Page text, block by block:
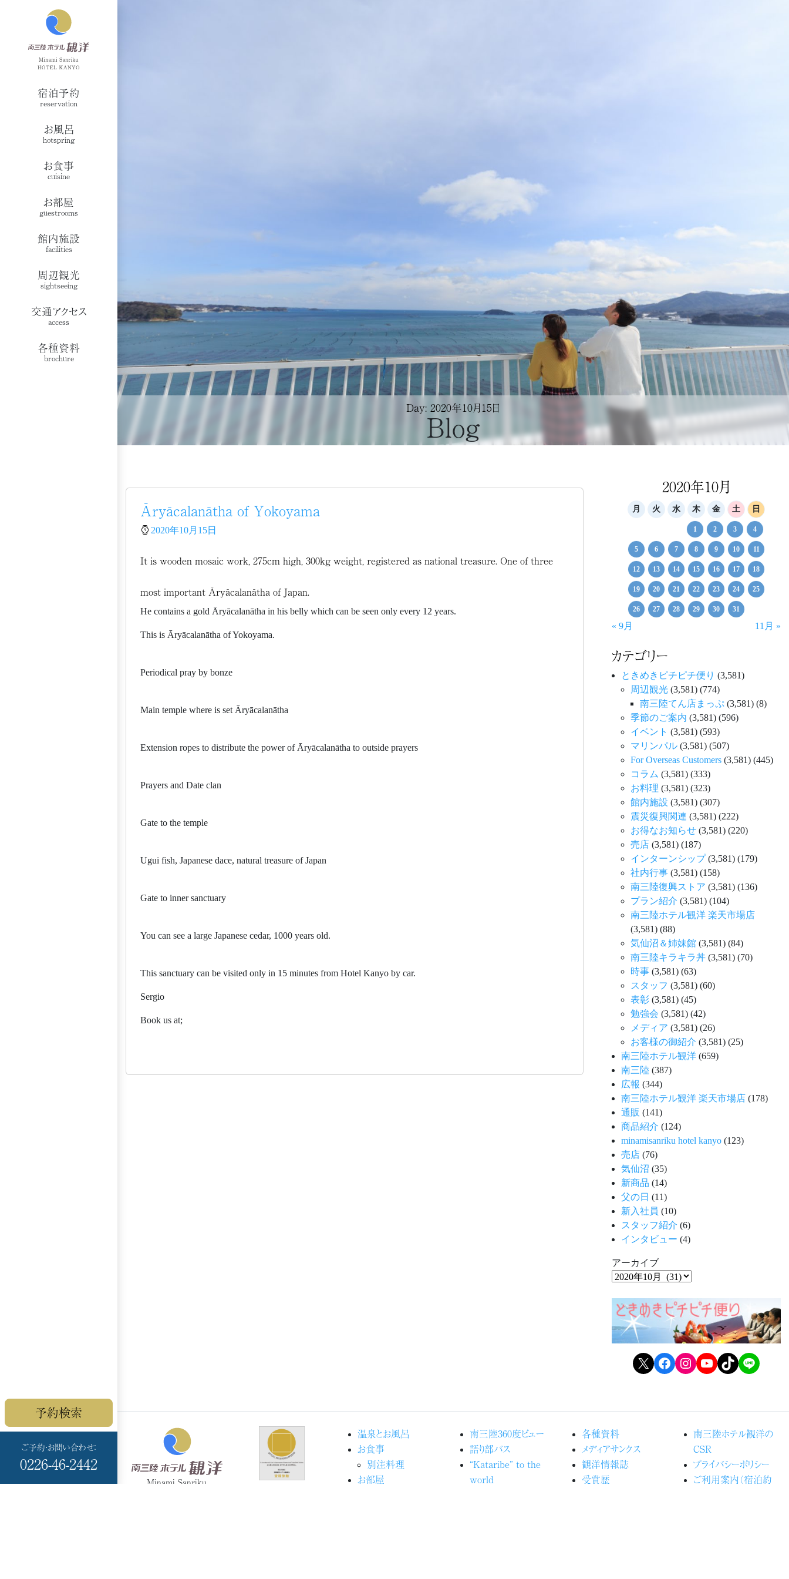
宿泊予約
reservation
お風呂
hotspring
お食事
cuisine
お部屋
guestrooms
館内施設
facilities
周辺観光
sightseeing
交通アクセス
access
各種資料
brochure
予約検索
ご予約・お問い合わせ：
0226-46-2442
Day: 2020年10月15日
Blog
Āryācalanātha of Yokoyama
2020年10月15日
It is wooden mosaic work, 275cm high, 300kg weight, registered as national treasure. One of three
most important Āryācalanātha of Japan.
He contains a gold Āryācalanātha in his belly which can be seen only every 12 years.
This is Āryācalanātha of Yokoyama.
Periodical pray by bonze
Main temple where is set Āryācalanātha
Extension ropes to distribute the power of Āryācalanātha to outside prayers
Prayers and Date clan
Gate to the temple
Ugui fish, Japanese dace, natural treasure of Japan
Gate to inner sanctuary
You can see a large Japanese cedar, 1000 years old.
This sanctuary can be visited only in 15 minutes from Hotel Kanyo by car.
Sergio
Book us at;
2020年10月
月 火 水 木 金 土 日
1 2 3 4
5 6 7 8 9 10 11
12 13 14 15 16 17 18
19 20 21 22 23 24 25
26 27 28 29 30 31
« 9月 11月 »
カテゴリー
ときめきピチピチ便り (3,581)
周辺観光 (3,581) (774)
南三陸てん店まっぷ (3,581) (8)
季節のご案内 (3,581) (596)
イベント (3,581) (593)
マリンパル (3,581) (507)
For Overseas Customers (3,581) (445)
コラム (3,581) (333)
お料理 (3,581) (323)
館内施設 (3,581) (307)
震災復興関連 (3,581) (222)
お得なお知らせ (3,581) (220)
売店 (3,581) (187)
インターンシップ(3,581) (179)
社内行事 (3,581) (158)
南三陸復興ストア (3,581) (136)
プラン紹介 (3,581) (104)
南三陸ホテル観洋 楽天市場店
(3,581) (88)
気仙沼＆姉妹館 (3,581) (84)
南三陸キラキラ丼 (3,581) (70)
時事 (3,581) (63)
スタッフ (3,581) (60)
表彰 (3,581) (45)
勉強会 (3,581) (42)
メディア (3,581) (26)
お客様の御紹介 (3,581) (25)
南三陸ホテル観洋 (659)
南三陸 (387)
広報 (344)
南三陸ホテル観洋 楽天市場店 (178)
通販 (141)
商品紹介 (124)
minamisanriku hotel kanyo (123)
売店 (76)
気仙沼 (35)
新商品 (14)
父の日 (11)
新入社員 (10)
スタッフ紹介 (6)
インタビュー (4)
アーカイブ
X Facebook Instagram YouTube TikTok LINE
Minami Sanriku
温泉とお風呂
お食事
別注料理
お部屋
南三陸360度ビュー
語り部バス
“Kataribe” to the
world
各種資料
メディアサンクス
観洋情報誌
受賞歴
南三陸ホテル観洋の
CSR
プライバシーポリシー
ご利用案内（宿泊約